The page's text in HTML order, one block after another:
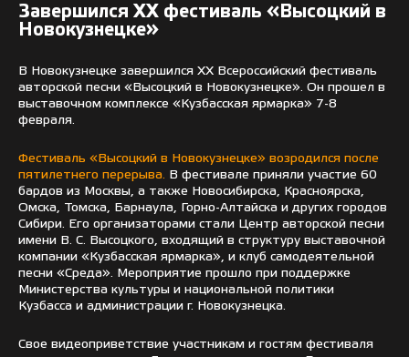
Завершился ХХ фестиваль «Высоцкий в
Новокузнецке»
В Новокузнецке завершился XX Всероссийский фестиваль
авторской песни «Высоцкий в Новокузнецке». Он прошел в
выставочном комплексе «Кузбасская ярмарка» 7-8
февраля.
Фестиваль «Высоцкий в Новокузнецке» возродился после
пятилетнего перерыва.
В фестивале приняли участие 60
бардов из Москвы, а также Новосибирска, Красноярска,
Омска, Томска, Барнаула, Горно-Алтайска и других городов
Сибири. Его организаторами стали Центр авторской песни
имени В. С. Высоцкого, входящий в структуру выставочной
компании «Кузбасская ярмарка», и клуб самодеятельной
песни «Среда». Мероприятие прошло при поддержке
Министерства культуры и национальной политики
Кузбасса и администрации г. Новокузнецка.
Свое видеоприветствие участникам и гостям фестиваля